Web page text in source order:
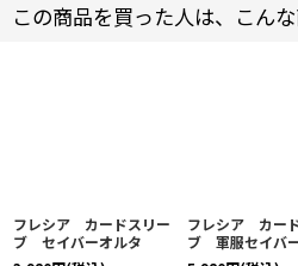
この商品を買った人は、こん
フレシア カードスリー
ブ セイバーオルタ
フレシア カー
ブ 軍服セイバ